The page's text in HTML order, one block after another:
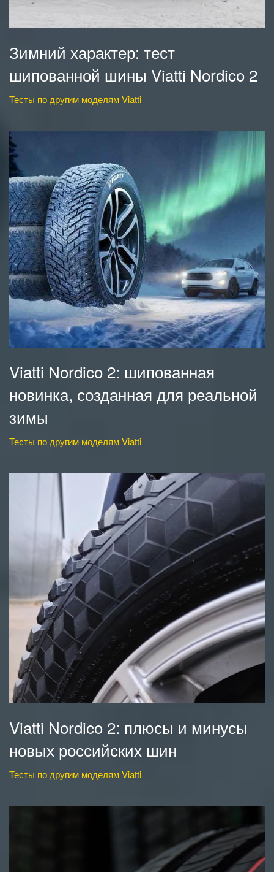
Зимний характер: тест
шипованной шины Viatti Nordico 2
Тесты по другим моделям Viatti
Viatti Nordico 2: шипованная
новинка, созданная для реальной
зимы
Тесты по другим моделям Viatti
Viatti Nordico 2: плюсы и минусы
новых российских шин
Тесты по другим моделям Viatti